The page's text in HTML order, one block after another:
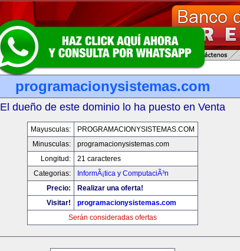
programacionysistemas.com
El dueño de este dominio lo ha puesto en Venta
Mayusculas:
PROGRAMACIONYSISTEMAS.COM
Minusculas:
programacionysistemas.com
Longitud:
21 caracteres
Categorias:
InformÃ¡tica y ComputaciÃ³n
Precio:
Realizar una oferta!
Visitar!
programacionysistemas.com
Serán consideradas ofertas